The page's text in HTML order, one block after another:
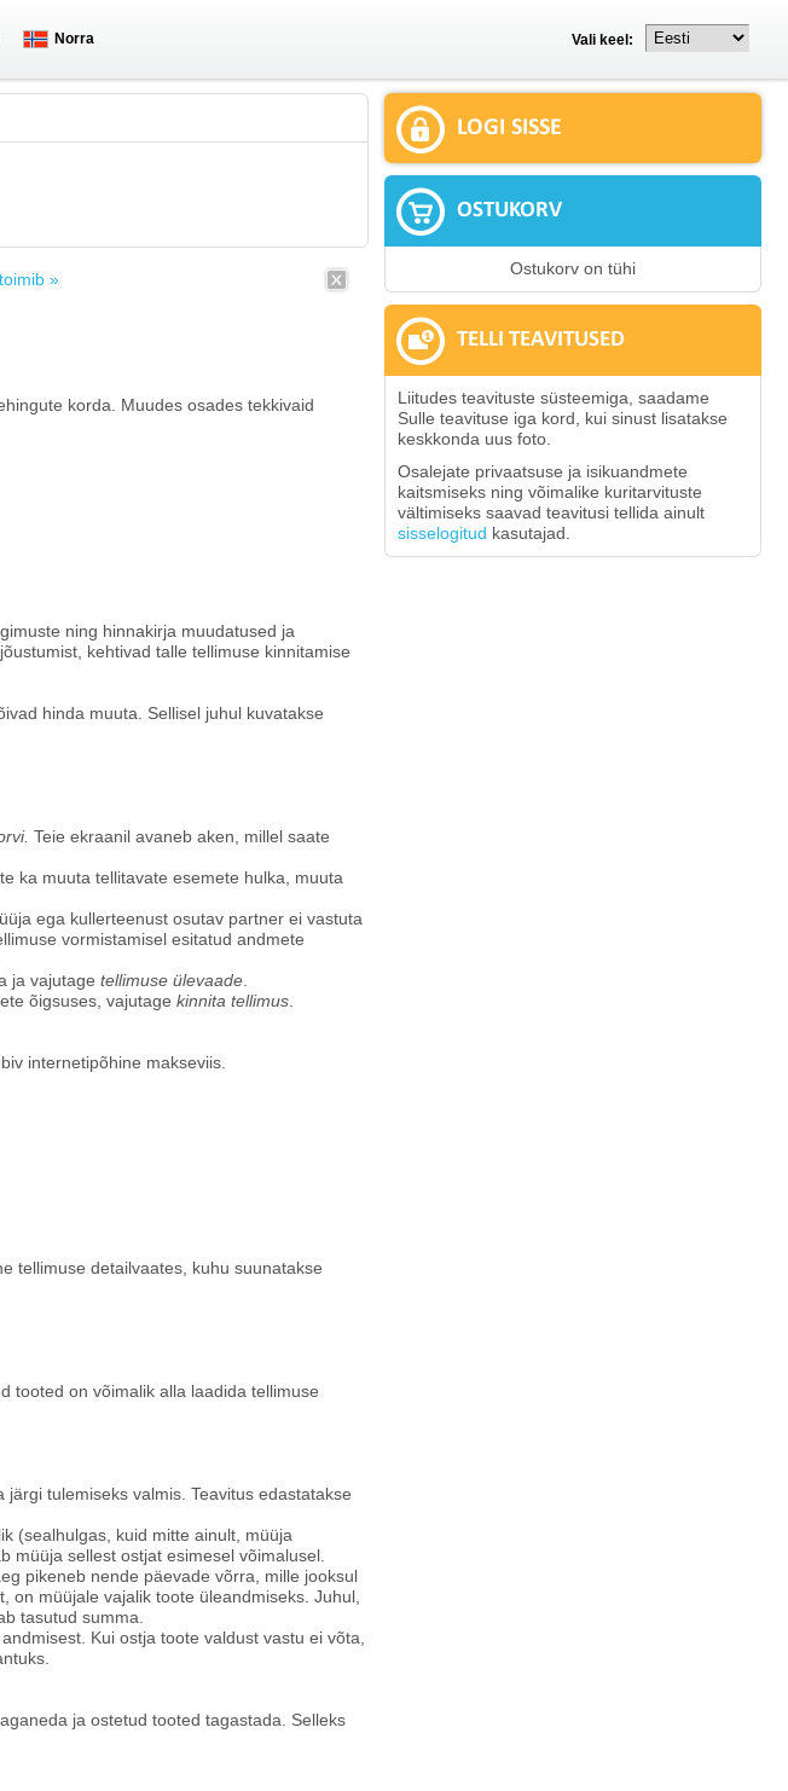
Norra Vali keel:
»
korda. Muudes osades tekkivaid
ning hinnakirja muudatused ja
kehtivad talle tellimuse kinnitamise
hinda muuta. Sellisel juhul kuvatakse
Teie ekraanil avaneb aken, millel saate
ka muuta tellitavate esemete hulka, muuta
ega kullerteenust osutav partner ei vastuta
vormistamisel esitatud andmete
ja vajutage tellimuse ülevaade
õigsuses, vajutage kinnita tellimus
internetipõhine makseviis.
tellimuse detailvaates, kuhu suunatakse
tooted on võimalik alla laadida tellimuse
tulemiseks valmis. Teavitus edastatakse
(sealhulgas, kuid mitte ainult, müüja
müüja sellest ostjat esimesel võimalusel.
pikeneb nende päevade võrra, mille jooksul
müüjale vajalik toote üleandmiseks. Juhul,
tasutud summa.
Kui ostja toote valdust vastu ei võta,
ja ostetud tooted tagastada. Selleks
LOGI SISSE
OSTUKORV
Ostukorv on tühi
TELLI TEAVITUSED
Liitudes teavituste süsteemiga, saadame
Sulle teavituse iga kord, kui sinust lisatakse
keskkonda uus foto.
Osalejate privaatsuse ja isikuandmete
kaitsmiseks ning võimalike kuritarvituste
vältimiseks saavad teavitusi tellida ainult
sisselogitud kasutajad.